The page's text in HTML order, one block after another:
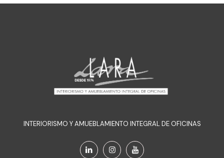
INTERIORISMO Y AMUEBLAMIENTO INTEGRAL DE OFICINAS